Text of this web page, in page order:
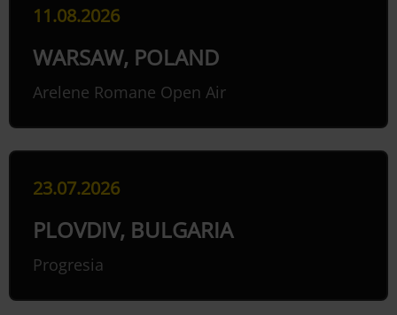
11.08.2026
WARSAW, POLAND
Arelene Romane Open Air
23.07.2026
PLOVDIV, BULGARIA
Progresia